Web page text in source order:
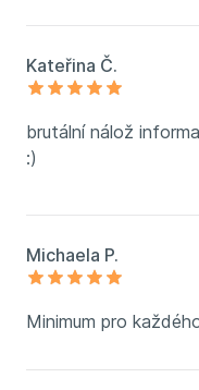
Kateřina Č.
brutální nálož
:)
Michaela P.
Minimum pro